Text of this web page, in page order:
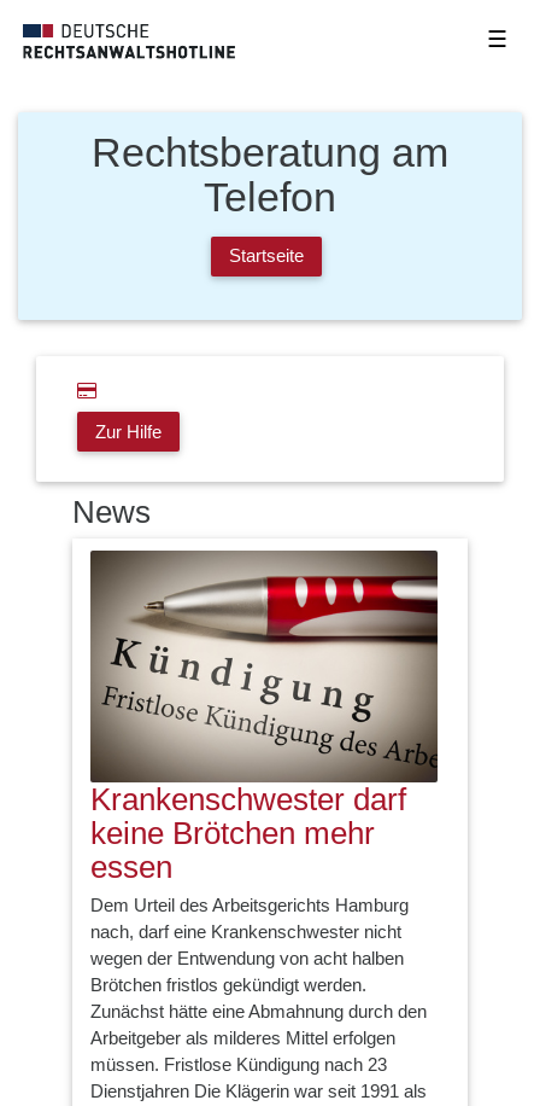
☰
Rechtsberatung am
Telefon
Startseite
Zur Hilfe
News
Krankenschwester darf
keine Brötchen mehr
essen
Dem Urteil des Arbeitsgerichts Hamburg
nach, darf eine Krankenschwester nicht
wegen der Entwendung von acht halben
Brötchen fristlos gekündigt werden.
Zunächst hätte eine Abmahnung durch den
Arbeitgeber als milderes Mittel erfolgen
müssen. Fristlose Kündigung nach 23
Dienstjahren Die Klägerin war seit 1991 als